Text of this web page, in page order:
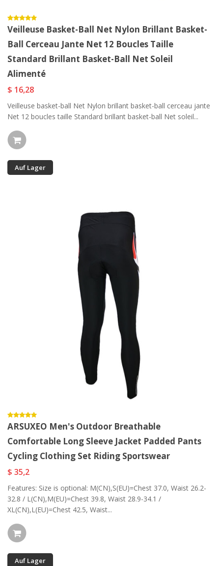
Veilleuse Basket-Ball Net Nylon Brillant Basket-
Ball Cerceau Jante Net 12 Boucles Taille
Standard Brillant Basket-Ball Net Soleil
Alimenté
$ 16,28
Veilleuse basket-ball Net Nylon brillant basket-ball cerceau jante
Net 12 boucles taille Standard brillant basket-ball Net soleil...
Auf Lager
ARSUXEO Men's Outdoor Breathable
Comfortable Long Sleeve Jacket Padded Pants
Cycling Clothing Set Riding Sportswear
$ 35,2
Features: Size is optional: M(CN),S(EU)=Chest 37.0, Waist 26.2-
32.8 / L(CN),M(EU)=Chest 39.8, Waist 28.9-34.1 /
XL(CN),L(EU)=Chest 42.5, Waist...
Auf Lager